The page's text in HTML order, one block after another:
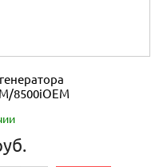
8500iOEM